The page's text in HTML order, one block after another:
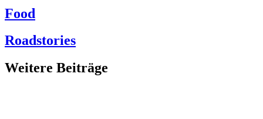
Food
Roadstories
Weitere Beiträge